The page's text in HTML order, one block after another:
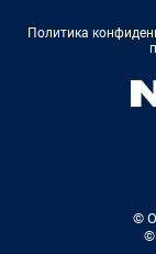
Политика
©
©